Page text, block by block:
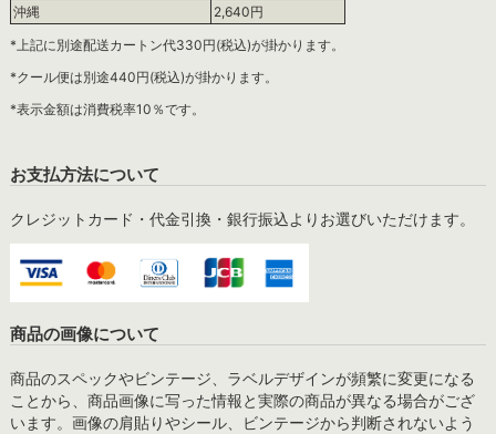
沖縄
2,640円
*上記に別途配送カートン代330円(税込)が掛かります。
*クール便は別途440円(税込)が掛かります。
*表示金額は消費税率10％です。
お支払方法について
クレジットカード・代金引換・銀行振込よりお選びいただけます。
商品の画像について
商品のスペックやビンテージ、ラベルデザインが頻繁に変更になる
ことから、商品画像に写った情報と実際の商品が異なる場合がござ
います。画像の肩貼りやシール、ビンテージから判断されないよう